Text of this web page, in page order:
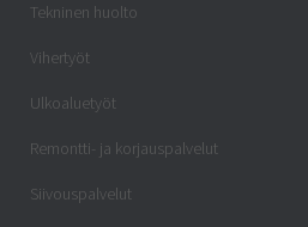
Tekninen huolto
Vihertyöt
Ulkoaluetyöt
Remontti- ja korjauspalvelut
Siivouspalvelut